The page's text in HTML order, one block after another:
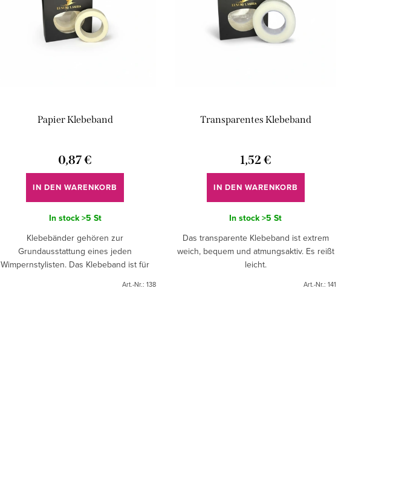
Papier Klebeband
0,87 €
IN DEN WARENKORB
In stock>5 St
Klebebänder gehören zur
Grundausstattung eines jeden
Wimpernstylisten. Das Klebeband ist für
Art.-Nr.: 138
Transparentes Klebeband
1,52 €
IN DEN WARENKORB
In stock>5 St
Das transparente Klebeband ist extrem
weich, bequem und atmungsaktiv. Es reißt
leicht.
Art.-Nr.: 141